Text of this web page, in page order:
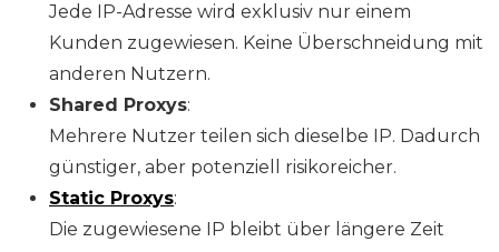
Jede IP-Adresse wird exklusiv nur einem
Kunden zugewiesen. Keine Überschneidung mit
anderen Nutzern.
Shared Proxys:
Mehrere Nutzer teilen sich dieselbe IP. Dadurch
günstiger, aber potenziell risikoreicher.
Static Proxys:
Die zugewiesene IP bleibt über längere Zeit